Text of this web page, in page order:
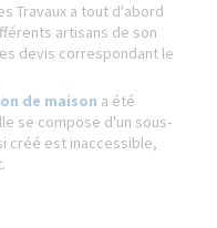
Travaux a tout d'abord
artisans de son
devis correspondant le
de maison a été
se compose d'un sous-
créé est inaccessible,